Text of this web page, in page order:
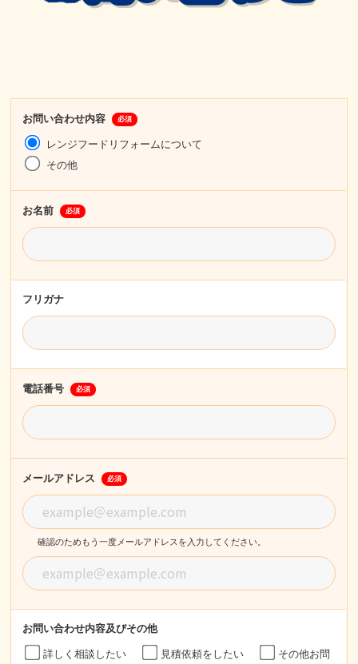
お問い合わせ内容 必須
レンジフードリフォームについて
その他
お名前 必須
フリガナ
電話番号 必須
メールアドレス 必須
確認のためもう一度メールアドレスを入力してください。
お問い合わせ内容及びその他
詳しく相談したい 見積依頼をしたい
その他お問